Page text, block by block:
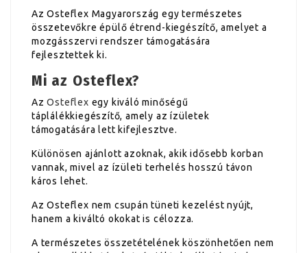
Az Osteflex Magyarország egy természetes
összetevőkre épülő étrend-kiegészítő, amelyet a
mozgásszervi rendszer támogatására
fejlesztettek ki.
Mi az Osteflex?
AzOsteflex egy kiváló minőségű
táplálékkiegészítő, amely az ízületek
támogatására lett kifejlesztve.
Különösen ajánlott azoknak, akik idősebb korban
vannak, mivel az ízületi terhelés hosszú távon
káros lehet.
Az Osteflex nem csupán tüneti kezelést nyújt,
hanem a kiváltó okokat is célozza.
A természetes összetételének köszönhetően nem